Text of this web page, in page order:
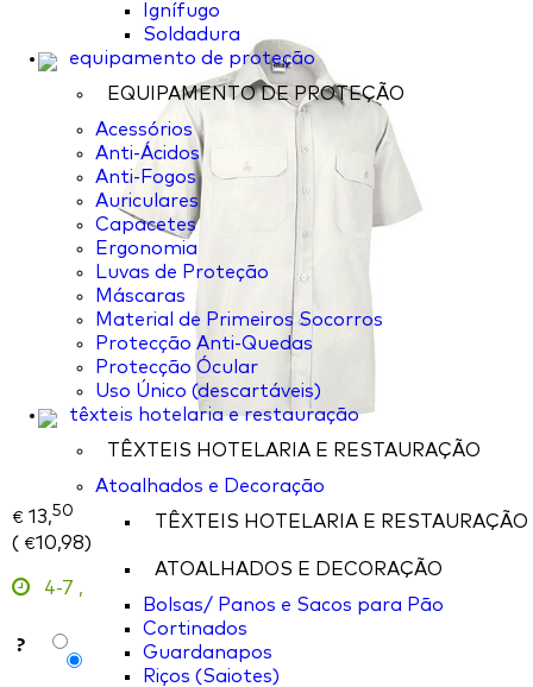
Ignífugo
Soldadura
equipamento de proteção
EQUIPAMENTO DE PROTEÇÃO
Acessórios
Anti-Ácidos
Anti-Fogos
Auriculares
Capacetes
Ergonomia
Luvas de Proteção
Máscaras
Material de Primeiros Socorros
Protecção Anti-Quedas
Protecção Ócular
Uso Único (descartáveis)
têxteis hotelaria e restauração
TÊXTEIS HOTELARIA E RESTAURAÇÃO
Atoalhados e Decoração
TÊXTEIS HOTELARIA E RESTAURAÇÃO
ATOALHADOS E DECORAÇÃO
Bolsas/ Panos e Sacos para Pão
Cortinados
Guardanapos
Riços (Saiotes)
€ 13,50
( €10,98)
4-7 ,
?